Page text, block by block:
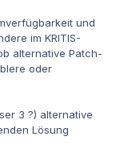
und
im KRITIS-
alternative Patch-
oder
3 ?) alternative
Lösung